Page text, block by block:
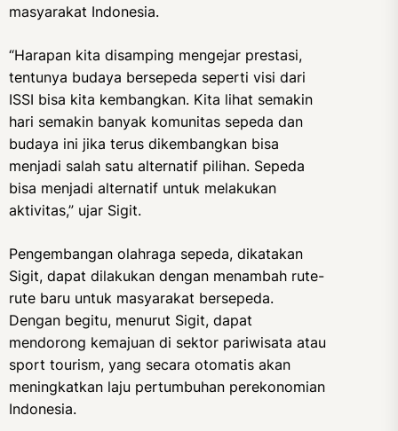
masyarakat Indonesia.
“Harapan kita disamping mengejar prestasi,
tentunya budaya bersepeda seperti visi dari
ISSI bisa kita kembangkan. Kita lihat semakin
hari semakin banyak komunitas sepeda dan
budaya ini jika terus dikembangkan bisa
menjadi salah satu alternatif pilihan. Sepeda
bisa menjadi alternatif untuk melakukan
aktivitas,” ujar Sigit.
Pengembangan olahraga sepeda, dikatakan
Sigit, dapat dilakukan dengan menambah rute-
rute baru untuk masyarakat bersepeda.
Dengan begitu, menurut Sigit, dapat
mendorong kemajuan di sektor pariwisata atau
sport tourism, yang secara otomatis akan
meningkatkan laju pertumbuhan perekonomian
Indonesia.